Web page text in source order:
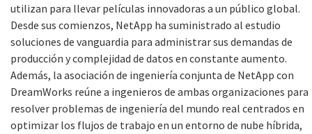
utilizan para llevar películas innovadoras a un público global.
Desde sus comienzos, NetApp ha suministrado al estudio
soluciones de vanguardia para administrar sus demandas de
producción y complejidad de datos en constante aumento.
Además, la asociación de ingeniería conjunta de NetApp con
DreamWorks reúne a ingenieros de ambas organizaciones para
resolver problemas de ingeniería del mundo real centrados en
optimizar los flujos de trabajo en un entorno de nube híbrida,